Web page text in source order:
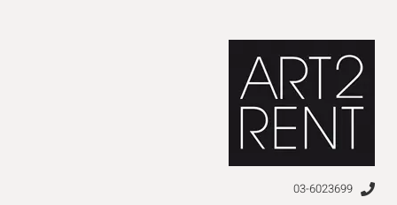
03-6023699